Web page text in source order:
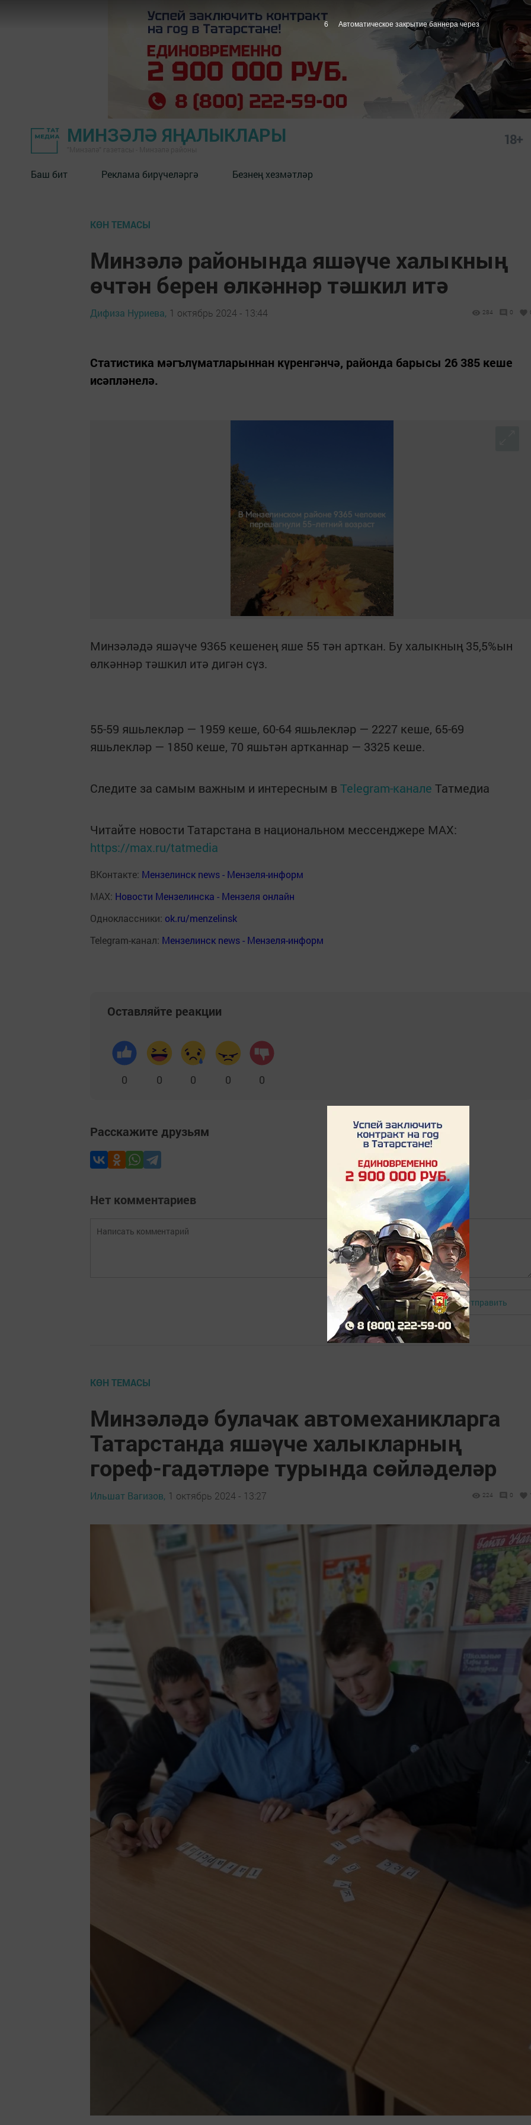
МИНЗӘЛӘ ЯҢАЛЫКЛАРЫ 18+
Баш бит Реклама бирүчеләргә Безнең хезмәтләр
КӨН ТЕМАСЫ
Минзәлә районында яшәүче халыкның
өчтән берен өлкәннәр тәшкил итә
Дифиза Нуриева, 1 октябрь 2024 - 13:44 284 0
Статистика мәгълүматларыннан күренгәнчә, районда барысы 26 385 кеше
исәпләнелә.
Минзәләдә яшәүче 9365 кешенең яше 55 тән арткан. Бу халыкның 35,5%ын
өлкәннәр тәшкил итә дигән сүз.
55-59 яшьлекләр — 1959 кеше, 60-64 яшьлекләр — 2227 кеше, 65-69
яшьлекләр — 1850 кеше, 70 яшьтән артканнар — 3325 кеше.
Следите за самым важным и интересным в Telegram-канале Татмедиа
Читайте новости Татарстана в национальном мессенджере MАХ:
https://max.ru/tatmedia
ВКонтакте: Мензелинск news - Мензеля-информ
MAX: Новости Мензелинска - Мензеля онлайн
Одноклассники: ok.ru/menzelinsk
Telegram-канал: Мензелинск news - Мензеля-информ
Оставляйте реакции
0 0 0 0 0
Расскажите друзьям
Нет комментариев
Авторизоваться Отправить
КӨН ТЕМАСЫ
Минзәләдә булачак автомеханикларга
Татарстанда яшәүче халыкларның
гореф-гадәтләре турында сөйләделәр
Ильшат Вагизов, 1 октябрь 2024 - 13:27 224 0
5 Автоматическое закрытие баннера через